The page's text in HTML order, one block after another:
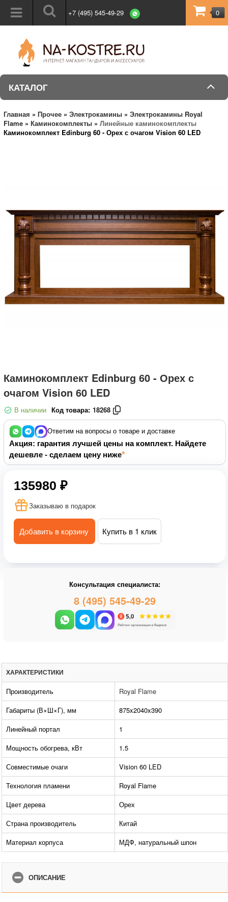
+7 (495) 545-49-29 0
КАТАЛОГ
Главная » Прочее » Электрокамины » Электрокамины Royal
Flame » Каминокомплекты » Линейные каминокомплекты
Каминокомплект Edinburg 60 - Орех с очагом Vision 60 LED
Каминокомплект Edinburg 60 - Орех с
очагом Vision 60 LED
В наличии Код товара: 18268
Ответим на вопросы о товаре и доставке
Акция: гарантия лучшей цены на комплект. Найдете
дешевле - сделаем цену ниже
135980 ₽
Заказываю в подарок
Добавить в корзину Купить в 1 клик
Консультация специалиста:
8 (495) 545-49-29
ХАРАКТЕРИСТИКИ
Производитель
Royal Flame
Габариты (В×Ш×Г), мм
875x2040x390
Линейный портал
1
Мощность обогрева, кВт
1.5
Совместимые очаги
Vision 60 LED
Технология пламени
Royal Flame
Цвет дерева
Орех
Страна производитель
Китай
Материал корпуса
МДФ, натуральный шпон
ОПИСАНИЕ